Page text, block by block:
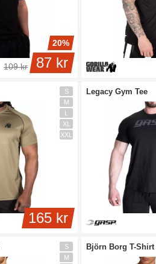
20%
87 kr
109 kr
165 kr
S
M
L
XL
XXL
Legacy Gym Tee
S
M
Björn Borg T-Shirt